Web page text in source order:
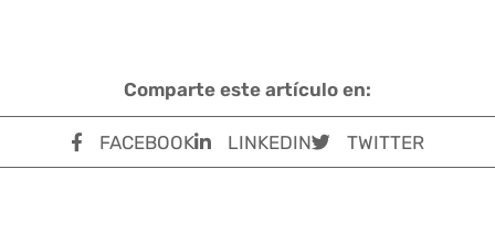
Comparte este artículo en:
FACEBOOK LINKEDIN TWITTER